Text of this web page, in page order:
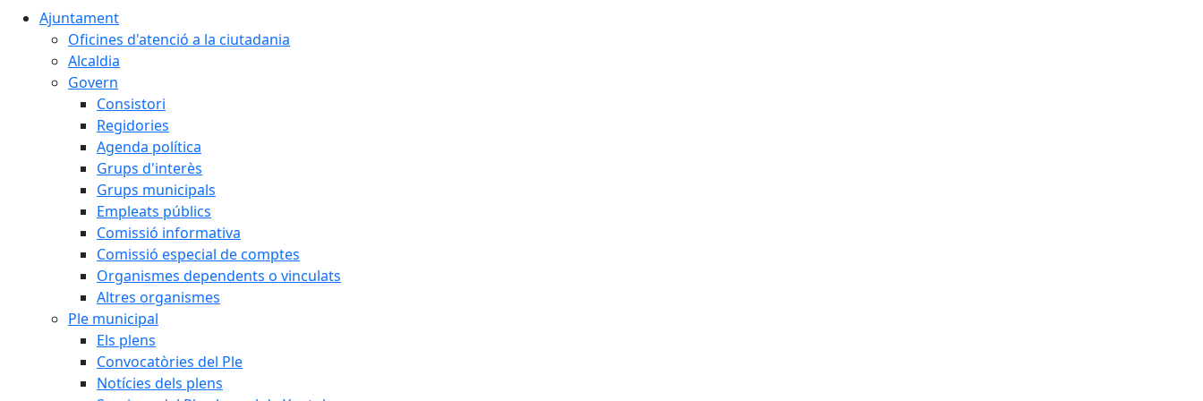
Ajuntament
Oficines d'atenció a la ciutadania
Alcaldia
Govern
Consistori
Regidories
Agenda política
Grups d'interès
Grups municipals
Empleats públics
Comissió informativa
Comissió especial de comptes
Organismes dependents o vinculats
Altres organismes
Ple municipal
Els plens
Convocatòries del Ple
Notícies dels plens